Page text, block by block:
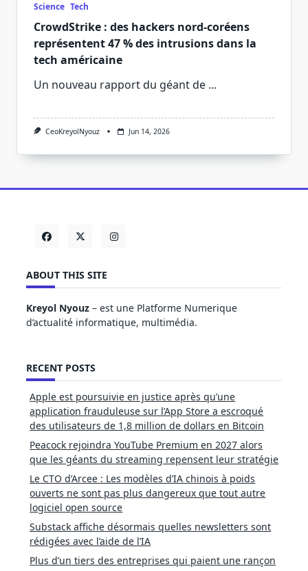
Science Tech
CrowdStrike : des hackers nord-coréens
représentent 47 % des intrusions dans la
tech américaine
Un nouveau rapport du géant de ...
CeoKreyolNyouz Jun 14, 2026
ABOUT THIS SITE
Kreyol Nyouz – est une Platforme Numerique
d’actualité informatique, multimédia.
RECENT POSTS
Apple est poursuivie en justice après qu’une
application frauduleuse sur l’App Store a escroqué
des utilisateurs de 1,8 million de dollars en Bitcoin
Peacock rejoindra YouTube Premium en 2027 alors
que les géants du streaming repensent leur stratégie
Le CTO d’Arcee : Les modèles d’IA chinois à poids
ouverts ne sont pas plus dangereux que tout autre
logiciel open source
Substack affiche désormais quelles newsletters sont
rédigées avec l’aide de l’IA
Plus d’un tiers des entreprises qui paient une rançon